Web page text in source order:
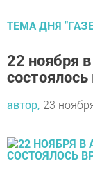
ТЕМА ДНЯ
22 ноября
автор, 23